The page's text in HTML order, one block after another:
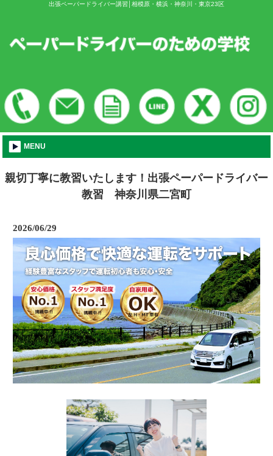
出張ペーパードライバー講習│相模原・横浜・神奈川・東京23区
MENU
親切丁寧に教習いたします！出張ペーパードライバー
教習 神奈川県二宮町
2026/06/29